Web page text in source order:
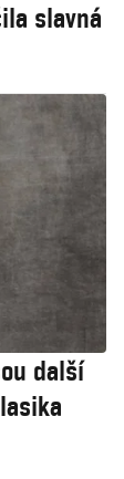
slavná
další